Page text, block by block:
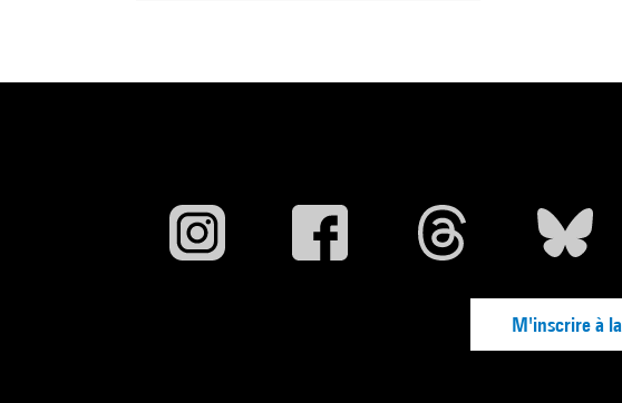
M'inscrire à